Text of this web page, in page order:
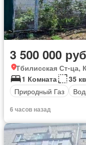
3 500 000
Тбилисская Ст-ца,
1 Комната
35
Природный Газ
6 часов назад